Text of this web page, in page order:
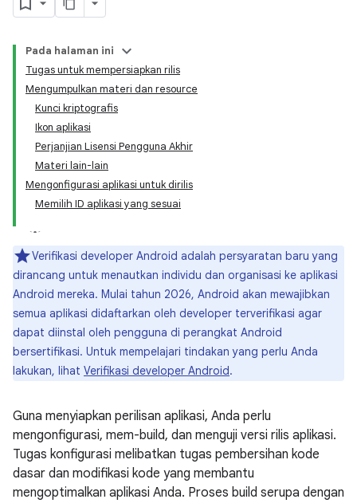
Pada halaman ini
Tugas untuk mempersiapkan rilis
Mengumpulkan materi dan resource
Kunci kriptografis
Ikon aplikasi
Perjanjian Lisensi Pengguna Akhir
Materi lain-lain
Mengonfigurasi aplikasi untuk dirilis
Memilih ID aplikasi yang sesuai
Verifikasi developer Android adalah persyaratan baru yang
dirancang untuk menautkan individu dan organisasi ke aplikasi
Android mereka. Mulai tahun 2026, Android akan mewajibkan
semua aplikasi didaftarkan oleh developer terverifikasi agar
dapat diinstal oleh pengguna di perangkat Android
bersertifikasi. Untuk mempelajari tindakan yang perlu Anda
lakukan, lihat Verifikasi developer Android.
Guna menyiapkan perilisan aplikasi, Anda perlu
mengonfigurasi, mem-build, dan menguji versi rilis aplikasi.
Tugas konfigurasi melibatkan tugas pembersihan kode
dasar dan modifikasi kode yang membantu
mengoptimalkan aplikasi Anda. Proses build serupa dengan